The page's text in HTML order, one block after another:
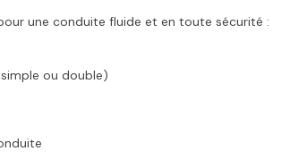
une conduite fluide et en toute sécurité :
ou double)